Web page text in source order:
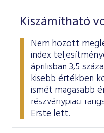
Kiszámítható
Nem hozott
index
áprilisban 3,5
kisebb értékben
ismét magasabb
részvénypiaci
Erste lett.